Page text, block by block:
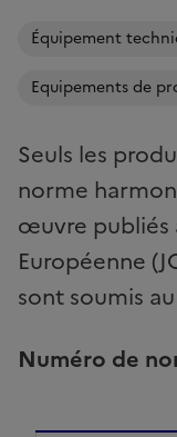
Équipement
Equipements de
Seuls les
norme
œuvre publiés
Européenne
sont soumis
Numéro de